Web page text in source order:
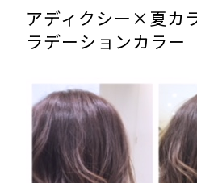
アディクシー×夏カ
ラデーションカラー